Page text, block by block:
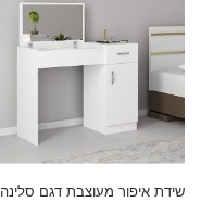
שידת איפור מעוצבת דגם סלינה